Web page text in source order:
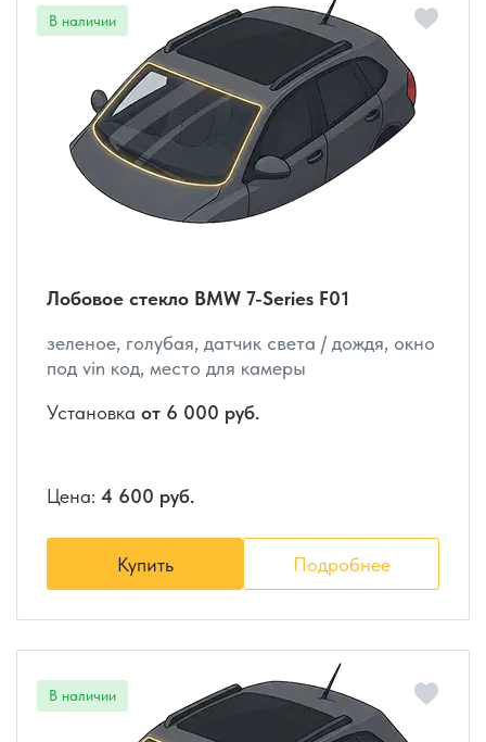
Лобовое стекло BMW 7-Series F01
зеленое, голубая, датчик света / дождя, окно
под vin код, место для камеры
Установка от 6 000 руб.
Цена: 4 600 руб.
Купить Подробнее